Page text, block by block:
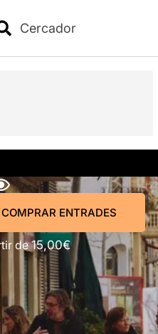
COMPRAR ENTRADES
de15,00€
COMPRAR ENTRADES